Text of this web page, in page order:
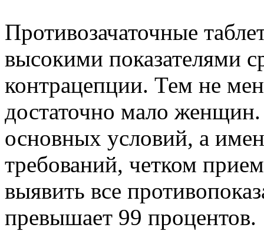
Противозачаточные
высокими показателями
контрацепции. Тем не
достаточно мало
основных условий, а
требований, четком
выявить все
превышает 99 процентов.